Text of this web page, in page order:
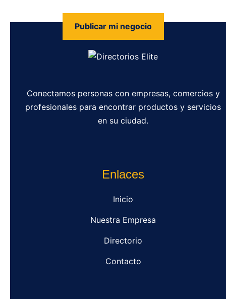
Publicar mi negocio
Conectamos personas con empresas, comercios y
profesionales para encontrar productos y servicios
en su ciudad.
Enlaces
Inicio
Nuestra Empresa
Directorio
Contacto